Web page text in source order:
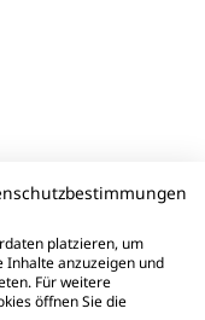
platzieren, um
Inhalte anzuzeigen und
Für weitere
öffnen Sie die